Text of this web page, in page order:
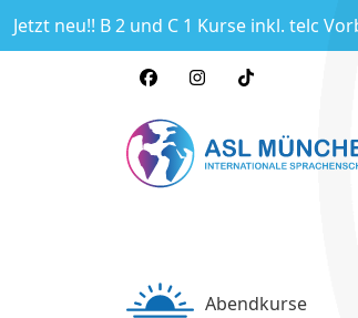
Jetzt neu!! B 2 und C 1 Kurse inkl. telc
Abendkurse